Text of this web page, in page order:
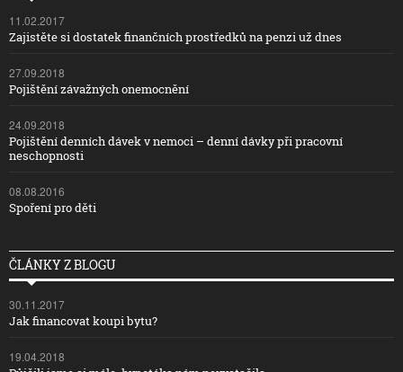
11.02.2017
Zajistěte si dostatek finančních prostředků na penzi už dnes
27.09.2018
Pojištění závažných onemocnění
24.09.2018
Pojištění denních dávek v nemoci – denní dávky při pracovní
neschopnosti
08.08.2016
Spoření pro děti
ČLÁNKY Z BLOGU
30.11.2017
Jak financovat koupi bytu?
19.04.2018